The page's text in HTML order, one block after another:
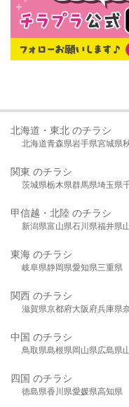
北海道・東北 のチラシ
北海道青森県岩手県宮城県
関東 のチラシ
茨城県栃木県群馬県埼玉県
甲信越・北陸 のチラシ
新潟県富山県石川県福井県
東海 のチラシ
岐阜県静岡県愛知県三重県
関西 のチラシ
滋賀県京都府大阪府兵庫県
中国 のチラシ
鳥取県島根県岡山県広島県
四国 のチラシ
徳島県香川県愛媛県高知県